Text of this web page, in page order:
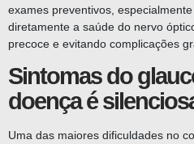
exames preventivos,
diretamente a saúde do nervo
precoce e evitando complicações
Sintomas do
doença é
Uma das maiores dificuldades no